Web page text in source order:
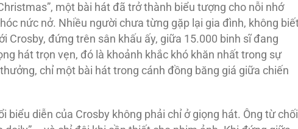
một bài hát đã trở thành biểu tượng cho nỗi nhớ
nức nở. Nhiều người chưa từng gặp lại gia đình, không
Crosby, đứng trên sân khấu ấy, giữa 15.000 binh sĩ đang
hát trọn vẹn, đó là khoảnh khắc khó khăn nhất trong sự
chỉ một bài hát trong cánh đồng băng giá giữa chiến
biểu diễn của Crosby không phải chỉ ở giọng hát. Ông từ chối